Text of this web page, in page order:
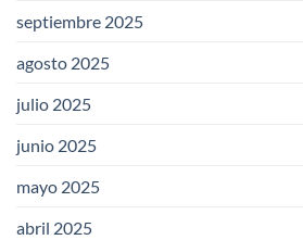
septiembre 2025
agosto 2025
julio 2025
junio 2025
mayo 2025
abril 2025